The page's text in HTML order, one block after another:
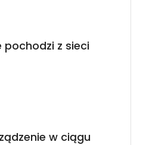
pochodzi z sieci
w ciągu